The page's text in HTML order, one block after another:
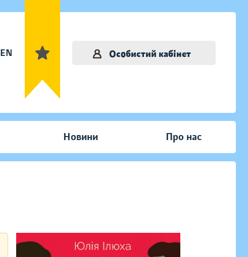
EN Особистий кабінет
Новини Про нас